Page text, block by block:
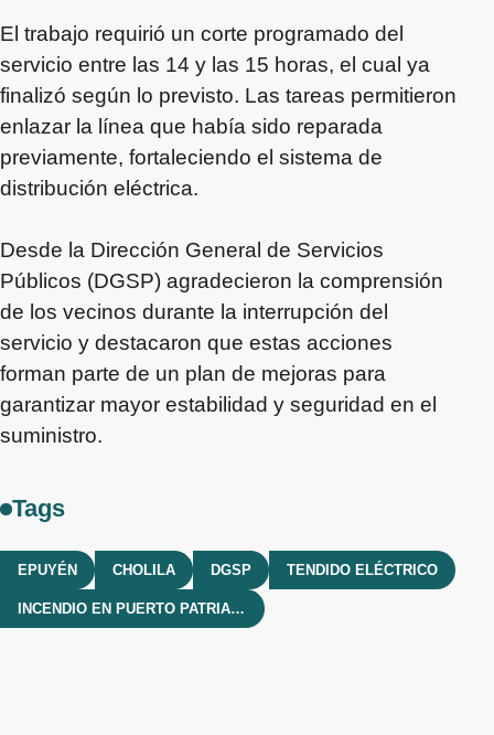
El trabajo requirió un corte programado del
servicio entre las 14 y las 15 horas, el cual ya
finalizó según lo previsto. Las tareas permitieron
enlazar la línea que había sido reparada
previamente, fortaleciendo el sistema de
distribución eléctrica.
Desde la Dirección General de Servicios
Públicos (DGSP) agradecieron la comprensión
de los vecinos durante la interrupción del
servicio y destacaron que estas acciones
forman parte de un plan de mejoras para
garantizar mayor estabilidad y seguridad en el
suministro.
Tags
EPUYÉN CHOLILA DGSP TENDIDO ELÉCTRICO
INCENDIO EN PUERTO PATRIADA